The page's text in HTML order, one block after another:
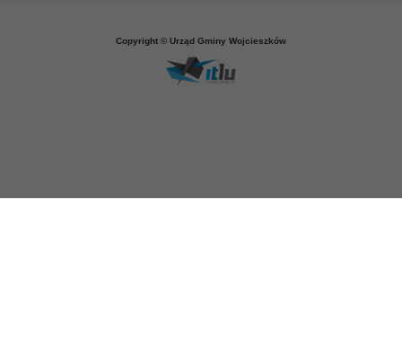
Copyright © Urząd Gminy Wojcieszków